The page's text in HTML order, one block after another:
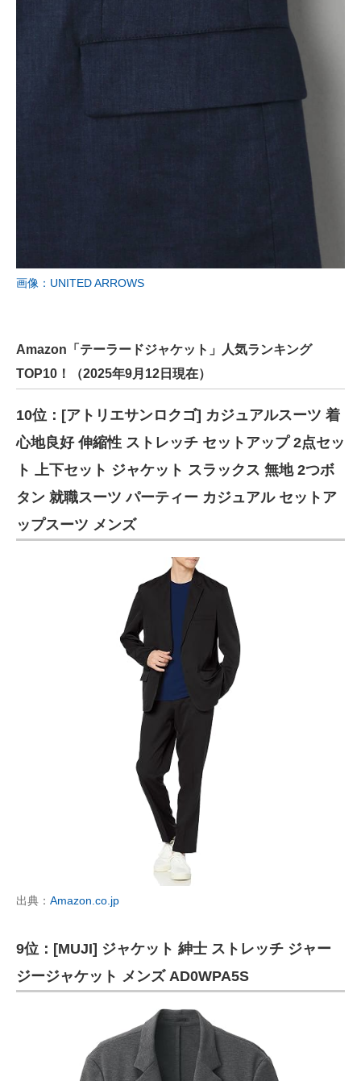
画像：UNITED ARROWS
Amazon「テーラードジャケット」人気ランキング
TOP10！（2025年9月12日現在）
10位：[アトリエサンロクゴ] カジュアルスーツ 着
心地良好 伸縮性 ストレッチ セットアップ 2点セッ
ト 上下セット ジャケット スラックス 無地 2つボ
タン 就職スーツ パーティー カジュアル セットア
ップスーツ メンズ
出典： Amazon.co.jp
9位：[MUJI] ジャケット 紳士 ストレッチ ジャー
ジージャケット メンズ AD0WPA5S